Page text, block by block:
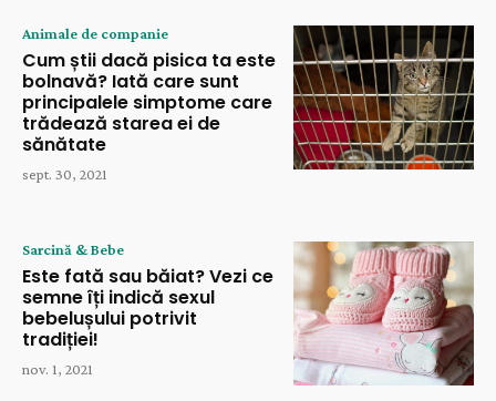
Animale de companie
Cum știi dacă pisica ta este
bolnavă? Iată care sunt
principalele simptome care
trădează starea ei de
sănătate
sept. 30, 2021
Sarcină & Bebe
Este fată sau băiat? Vezi ce
semne îți indică sexul
bebelușului potrivit
tradiției!
nov. 1, 2021